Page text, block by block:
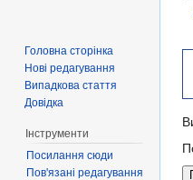
Головна сторінка
Нові редагування
Випадкова стаття
Довідка
Інструменти
Посилання сюди
Пов'язані редагування